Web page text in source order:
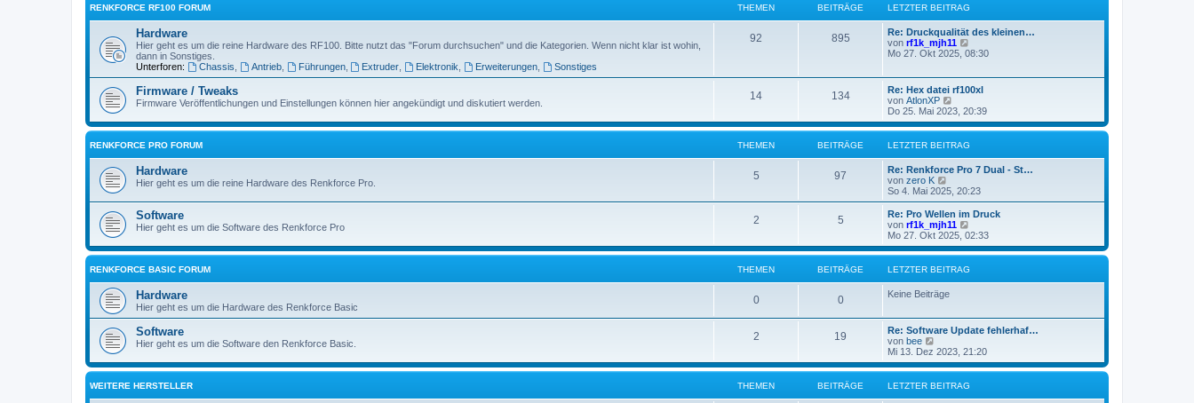
i
t
r
a
g
r
e
t
r
g
RENKFORCE RF100 FORUM THEMEN BEITRÄGE LETZTER BEITRAG
Hardware
Hier geht es um die reine Hardware des RF100. Bitte nutzt das "Forum durchsuchen" und die Kategorien. Wenn nicht klar ist wohin,
dann in Sonstiges.
Unterforen:
Chassis Antrieb, Führungen, Extruder Elektronik Erweiterungen Sonstiges
92 895
Re: Druckqualität des kleinen…
von rf1k_mjh11
e
s
t
e
r
B
t
r
g
Mo 27. Okt 2025, 08:30
Firmware / Tweaks
Firmware Veröffentlichungen und Einstellungen können hier angekündigt und diskutiert werden.
14 134
Re: Hex datei rf100xl
von AtlonXP
e
u
e
s
r
e
i
t
r
a
g
Do 25. Mai 2023, 20:39
RENKFORCE PRO FORUM THEMEN BEITRÄGE LETZTER BEITRAG
Hardware
Hier geht es um die reine Hardware des Renkforce Pro.
5 97
Re: Renkforce Pro 7 Dual - St…
von zero K
e
u
e
s
t
r
B
e
i
t
a
g
So 4. Mai 2025, 20:23
Software
Hier geht es um die Software des Renkforce Pro
2 5
Re: Pro Wellen im Druck
von rf1k_mjh11
e
u
e
e
i
r
a
g
Mo 27. Okt 2025, 02:33
RENKFORCE BASIC FORUM THEMEN BEITRÄGE LETZTER BEITRAG
Hardware
Hier geht es um die Hardware des Renkforce Basic
0 0 Keine Beiträge
Software
Hier geht es um die Software den Renkforce Basic.
2 19
Re: Software Update fehlerhaf…
von bee
e
u
e
s
Mi 13. Dez 2023, 21:20
WEITERE HERSTELLER THEMEN BEITRÄGE LETZTER BEITRAG